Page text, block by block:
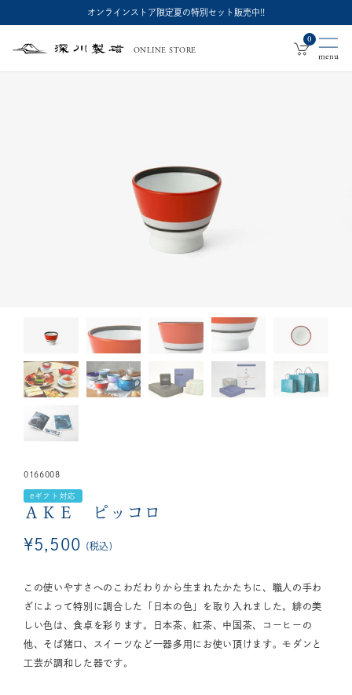
オンラインストア限定夏の特別セット販売中!!
深
ONLINE STORE
0
0166008
eギフト対応
ＡＫＥ ピッコロ
¥ 5,500 税込
この使いやすさへのこわだわりから生まれたかたちに、職人の手わ
ざによって特別に調合した「日本の色」を取り入れました。緋の美
しい色は、食卓を彩ります。日本茶、紅茶、中国茶、コーヒーの
他、そば猪口、スイーツなど一器多用にお使い頂けます。モダンと
工芸が調和した器です。